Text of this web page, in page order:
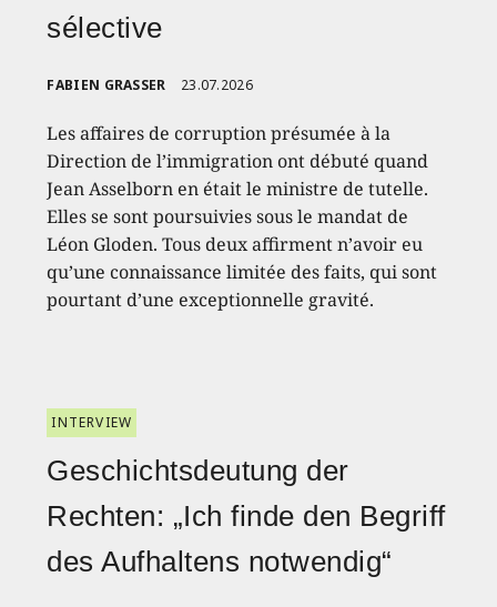
sélective
FABIEN GRASSER 23.07.2026
Les affaires de corruption présumée à la
Direction de l’immigration ont débuté quand
Jean Asselborn en était le ministre de tutelle.
Elles se sont poursuivies sous le mandat de
Léon Gloden. Tous deux affirment n’avoir eu
qu’une connaissance limitée des faits, qui sont
pourtant d’une exceptionnelle gravité.
INTERVIEW
Geschichtsdeutung der
Rechten: „Ich finde den Begriff
des Aufhaltens notwendig“